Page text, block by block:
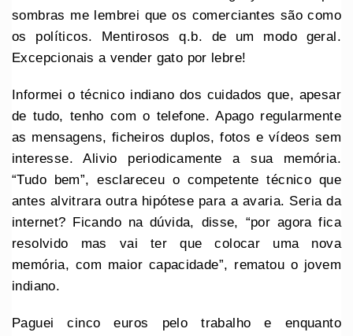
sombras me lembrei que os comerciantes são como
os políticos. Mentirosos q.b. de um modo geral.
Excepcionais a vender gato por lebre!
Informei o técnico indiano dos cuidados que, apesar
de tudo, tenho com o telefone. Apago regularmente
as mensagens, ficheiros duplos, fotos e vídeos sem
interesse. Alivio periodicamente a sua memória.
“Tudo bem”, esclareceu o competente técnico que
antes alvitrara outra hipótese para a avaria. Seria da
internet? Ficando na dúvida, disse, “por agora fica
resolvido mas vai ter que colocar uma nova
memória, com maior capacidade”, rematou o jovem
indiano.
Paguei cinco euros pelo trabalho e enquanto